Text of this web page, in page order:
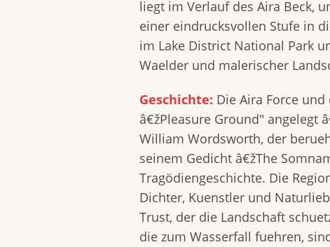
liegt im Verlauf des Aira Beck,
einer eindrucksvollen Stufe in
im Lake District National Park
Waelder und malerischer
Geschichte: Die Aira Force
â€žPleasure Ground" angelegt
William Wordsworth, der
seinem Gedicht â€žThe
Tragödiengeschichte. Die
Dichter, Kuenstler und
Trust, der die Landschaft
die zum Wasserfall fuehren,